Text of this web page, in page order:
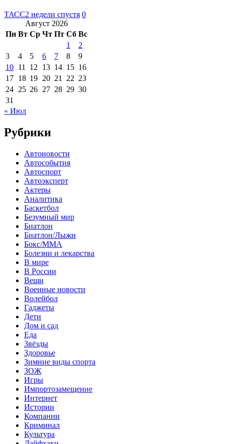
ТАСС2 недели спустя 0
Август 2026
Пн Вт Ср Чт Пт Сб Вс
1
2
3
4 5 6 7 8
9
10 11 12 13 14 15 16
17 18 19 20 21 22 23
24 25 26 27 28 29 30
31
« Июл
Рубрики
Автоновости
Автособытия
Автоспорт
Автоэксперт
Актеры
Аналитика
Баскетбол
Безумный мир
Биатлон
Биатлон/Лыжи
Бокс/MMA
Болезни и лекарства
В мире
В России
Вещи
Военные новости
Волейбол
Гаджеты
Дети
Дом и сад
Еда
Звёзды
Здоровье
Зимние виды спорта
ЗОЖ
Игры
Импортозамещение
Интернет
Истории
Компании
Криминал
Культура